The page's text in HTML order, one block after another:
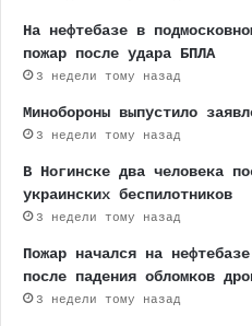
На нефтебазе в
пожар после удара БПЛА
3 недели тому назад
Минобороны выпустило
3 недели тому назад
В Ногинске два человека
украинских беспилотников
3 недели тому назад
Пожар начался на
после падения обломков
3 недели тому назад